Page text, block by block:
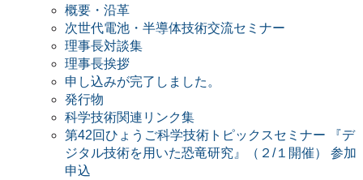
概要・沿革
次世代電池・半導体技術交流セミナー
理事長対談集
理事長挨拶
申し込みが完了しました。
発行物
科学技術関連リンク集
第42回ひょうご科学技術トピックスセミナー 『デ
ジタル技術を用いた恐竜研究』（２/１開催） 参加
申込